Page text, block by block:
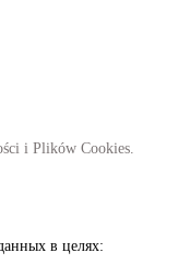
i Plików Cookies.
в целях: